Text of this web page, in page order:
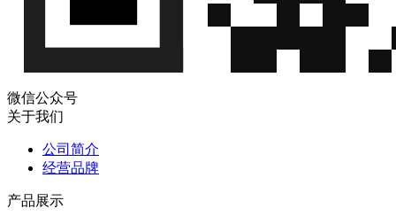
微信公众号
关于我们
公司简介
经营品牌
产品展示